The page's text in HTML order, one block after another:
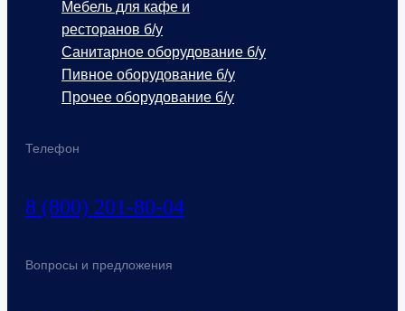
Телефон
8 (800) 201-80-04
Вопросы и предложения
Мебель для кафе и
ресторанов б/у
Санитарное оборудование б/у
Пивное оборудование б/у
Прочее оборудование б/у